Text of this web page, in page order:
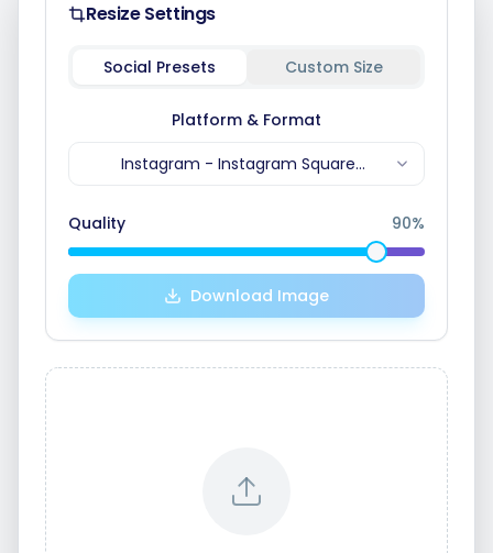
Kontakt
Blog
Resize Settings
Social Presets Custom Size
Platform & Format
Instagram - Instagram Square
Quality
90%
Download Image